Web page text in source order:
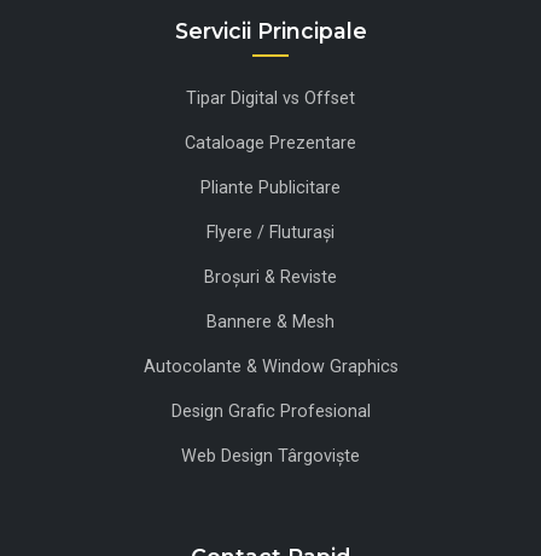
Servicii Principale
Tipar Digital vs Offset
Cataloage Prezentare
Pliante Publicitare
Flyere / Fluturași
Broșuri & Reviste
Bannere & Mesh
Autocolante & Window Graphics
Design Grafic Profesional
Web Design Târgoviște